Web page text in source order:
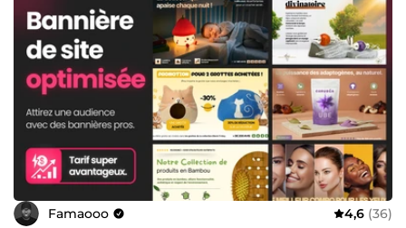
Famaooo 4,6 (36)